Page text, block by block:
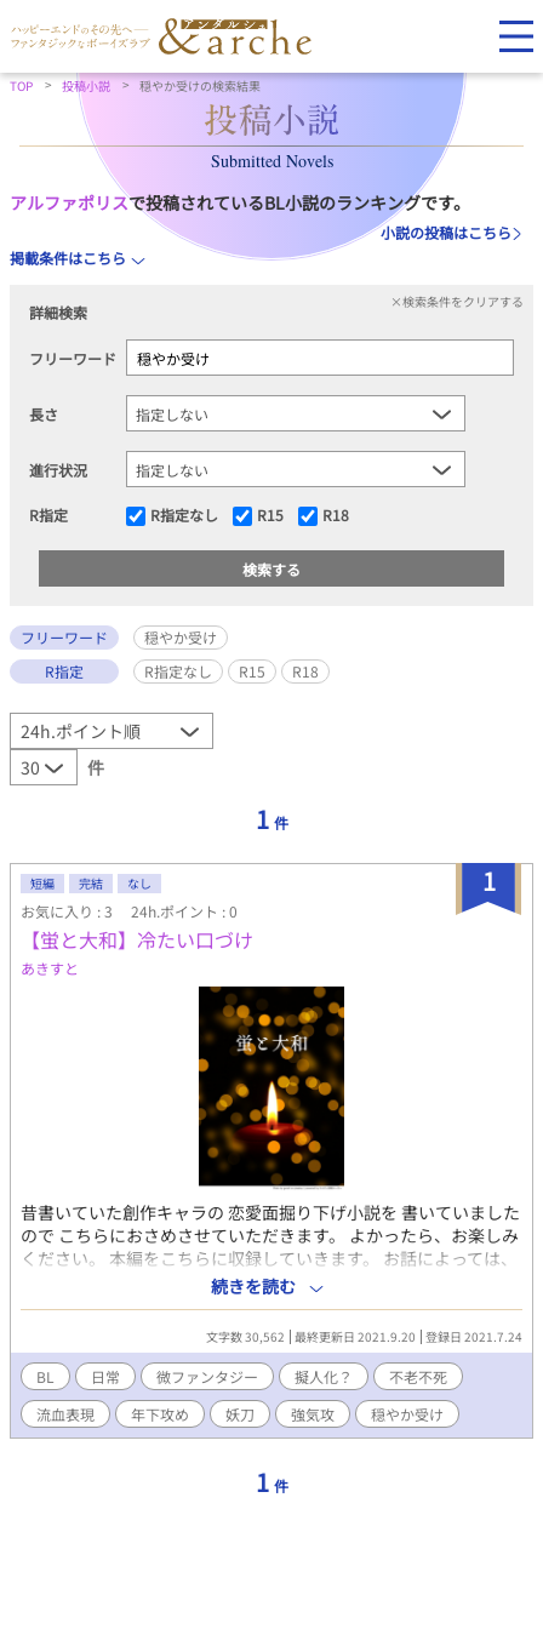
TOP 投稿小説 穏やか受けの検索結果
Submitted Novels
アルファポリスで投稿されているBL小説のランキングです。
小説の投稿はこちら
掲載条件はこちら
詳細検索
×検索条件をクリアする
フリーワード
長さ
進行状況
R指定 R指定なし R15 R18
フリーワード
穏やか受け
R指定
R指定なし R15 R18
件
1 件
1
短編 完結 なし
お気に入り : 3 24h.ポイント : 0
【蛍と大和】冷たい口づけ
あきすと
昔書いていた創作キャラの 恋愛面掘り下げ小説を 書いていました
ので こちらにおさめさせていただきます。 よかったら、お楽しみ
ください。 本編をこちらに収録していきます。 お話によっては、
流血表現もいくつかありますので、 苦手な方は、これまた ご注意
ください。 俺様で、結構な自信家の蛍と まったり平和主義な大和
の二人 が辿って来た人生の一部を 過去のお話から現代までとさま
ざまに 綴っていきます。 地方の結界として存在する 守護職をして
います。 ほぼ、不老不死に近い存在 であり、神力と霊力、などの
絡む世界観です。 ・御坊 蛍 年齢は、20代半ば 身長：182cm 体
重：70kg 和歌山の守護職。少々勝ち気でマイペース。本来は優し
い性格だが、照れ屋。第六感が、異常に鋭い。 五感も研ぎ澄まさ
る。 閻魔から神格を授けられたため、 この世以外からの干渉を受
続きを読む
文字数 30,562 最終更新日 2021.9.20 登録日 2021.7.24
BL 日常 微ファンタジー 擬人化？
不老不死
流血表現
年下攻め 妖刀 強気攻 穏やか受け
1 件